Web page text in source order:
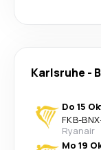
Karlsruhe -
Do 15
FKB-BNX·
Ryanair
Mo 19